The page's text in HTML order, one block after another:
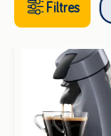
Filtres